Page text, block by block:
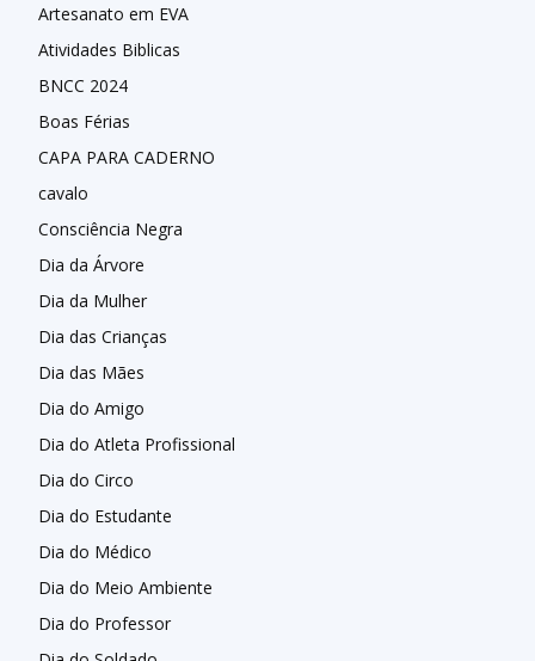
Artesanato em EVA
Atividades Biblicas
BNCC 2024
Boas Férias
CAPA PARA CADERNO
cavalo
Consciência Negra
Dia da Árvore
Dia da Mulher
Dia das Crianças
Dia das Mães
Dia do Amigo
Dia do Atleta Profissional
Dia do Circo
Dia do Estudante
Dia do Médico
Dia do Meio Ambiente
Dia do Professor